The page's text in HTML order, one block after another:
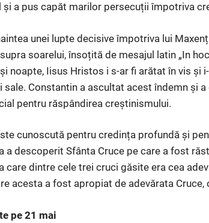
a pus capăt marilor persecuții împotriva
unei lupte decisive împotriva lui
soarelui, însoțită de mesajul latin „In
noapte, Iisus Hristos i s-ar fi arătat în vis și
Constantin a ascultat acest îndemn și
pentru răspândirea creștinismului.
cunoscută pentru credința profundă și
a descoperit Sfânta Cruce pe care a fost
care dintre cele trei cruci găsite era cea
acesta a fost apropiat de adevărata Cruce,
pe 21 mai